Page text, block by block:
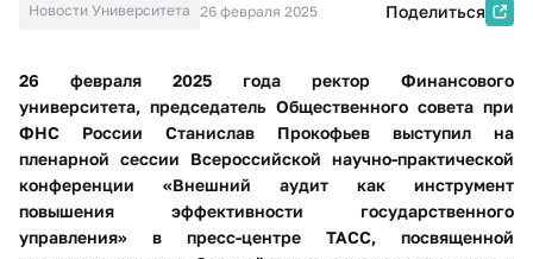
Новости Университета 26 февраля 2025 Поделиться
26 февраля 2025 года ректор Финансового
университета,председатель Общественного совета при
ФНС России Станислав Прокофьев выступил на
пленарной сессии Всероссийской научно-практической
конференции «Внешний аудит как инструмент
повышения эффективности государственного
управления» в пресс-центре ТАСС, посвященной